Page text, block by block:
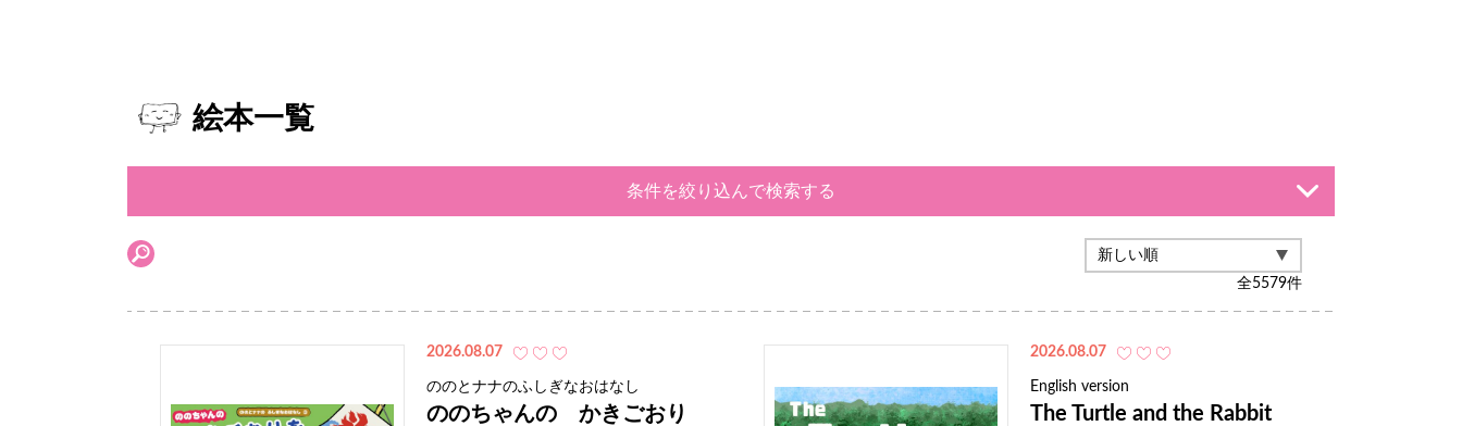
絵本一覧
条件を絞り込んで検索する
全5579件
2026.08.07
ののとナナのふしぎなおはなし
ののちゃんの かきごおり
2026.08.07
English version
The Turtle and the Rabbit